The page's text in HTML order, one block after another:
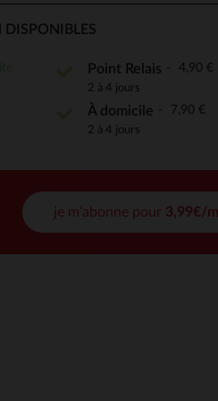
de confidentialité, en
Point Relais 4,90 €
2 à 4 jours
À domicile 7,90 €
2 à 4 jours
je m'abonne pour 3,99€/